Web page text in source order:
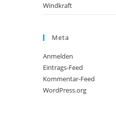
Windkraft
Meta
Anmelden
Eintrags-Feed
Kommentar-Feed
WordPress.org